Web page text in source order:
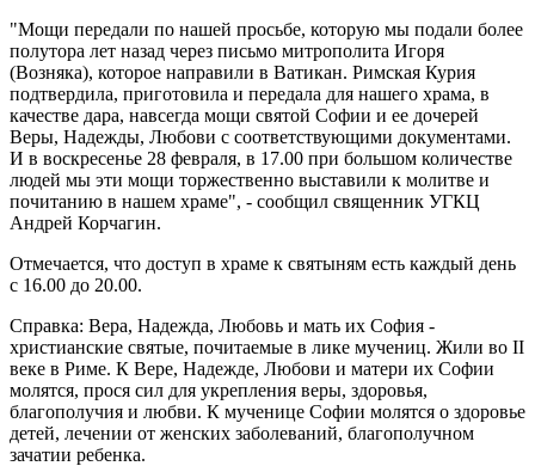
"Мощи передали по нашей просьбе, которую мы подали более
полутора лет назад через письмо митрополита Игоря
(Возняка), которое направили в Ватикан. Римская Курия
подтвердила, приготовила и передала для нашего храма, в
качестве дара, навсегда мощи святой Софии и ее дочерей
Веры, Надежды, Любови с соответствующими документами.
И в воскресенье 28 февраля, в 17.00 при большом количестве
людей мы эти мощи торжественно выставили к молитве и
почитанию в нашем храме", - сообщил священник УГКЦ
Андрей Корчагин.
Отмечается, что доступ в храме к святыням есть каждый день
с 16.00 до 20.00.
Справка: Вера, Надежда, Любовь и мать их София -
христианские святые, почитаемые в лике мучениц. Жили во II
веке в Риме. К Вере, Надежде, Любови и матери их Софии
молятся, прося сил для укрепления веры, здоровья,
благополучия и любви. К мученице Софии молятся о здоровье
детей, лечении от женских заболеваний, благополучном
зачатии ребенка.